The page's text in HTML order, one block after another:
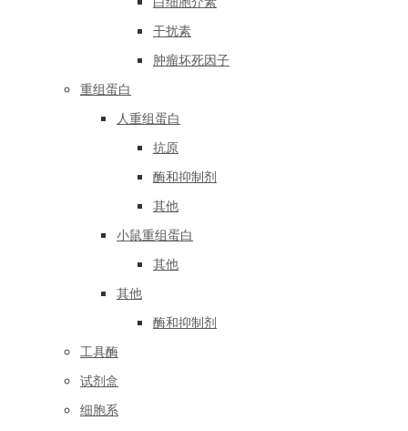
干扰素
肿瘤坏死因子
重组蛋白
人重组蛋白
抗原
酶和抑制剂
其他
小鼠重组蛋白
其他
其他
酶和抑制剂
工具酶
试剂盒
细胞系